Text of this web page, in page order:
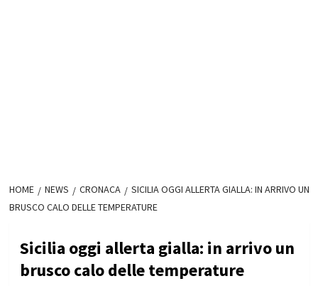
HOME NEWS CRONACA
SICILIA OGGI ALLERTA GIALLA: IN ARRIVO UN
BRUSCO CALO DELLE TEMPERATURE
Sicilia oggi allerta gialla: in arrivo un
brusco calo delle temperature